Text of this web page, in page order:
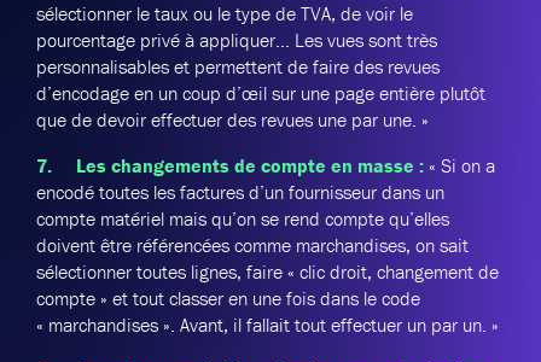
sélectionner le taux ou le type de TVA, de voir le
pourcentage privé à appliquer… Les vues sont très
personnalisables et permettent de faire des revues
d’encodage en un coup d’œil sur une page entière plutôt
que de devoir effectuer des revues une par une. »
7. Les changements de compte en masse : « Si on a
encodé toutes les factures d’un fournisseur dans un
compte matériel mais qu’on se rend compte qu’elles
doivent être référencées comme marchandises, on sait
sélectionner toutes lignes, faire « clic droit, changement de
compte » et tout classer en une fois dans le code
« marchandises ». Avant, il fallait tout effectuer un par un. »